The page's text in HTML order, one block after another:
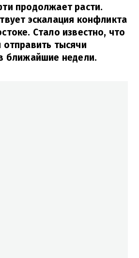
продолжает расти.
эскалация конфликта
Стало известно, что
тысячи
ближайшие недели.